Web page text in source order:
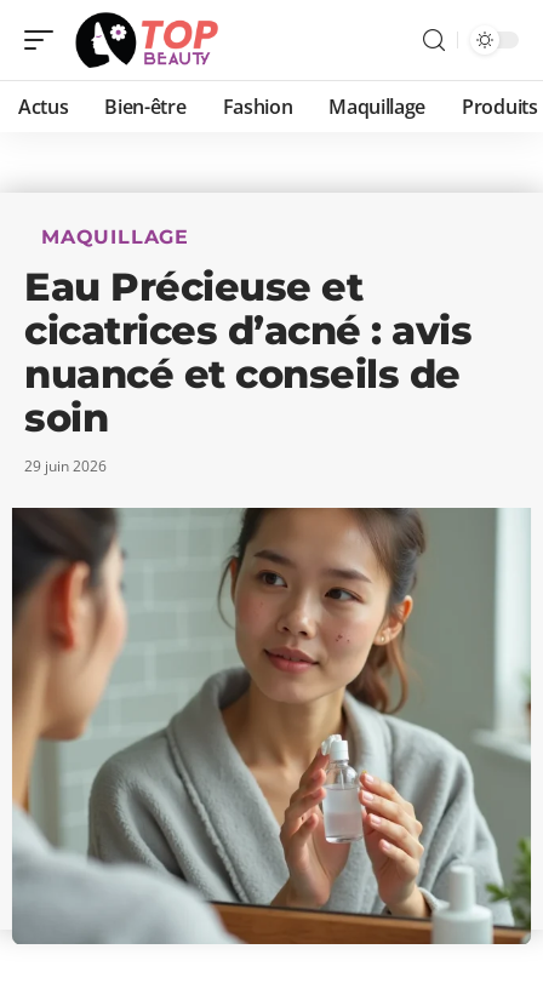
Actus Bien-être Fashion Maquillage Produits
MAQUILLAGE
Eau Précieuse et
cicatrices d’acné : avis
nuancé et conseils de
soin
29 juin 2026